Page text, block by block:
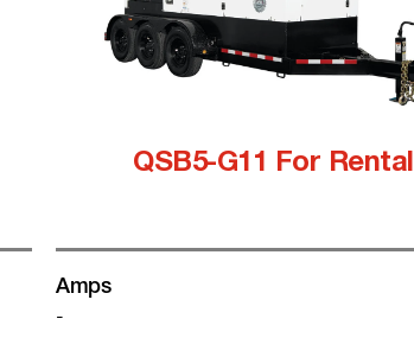
QSB5-G11 For Rental
Amps
-